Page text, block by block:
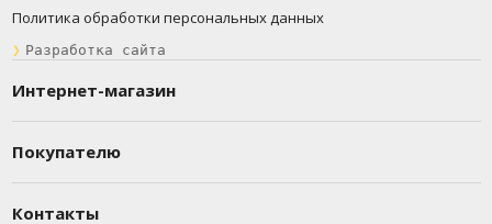
Политика обработки персональных данных
❯ Разработка сайта
Интернет-магазин
Покупателю
Контакты